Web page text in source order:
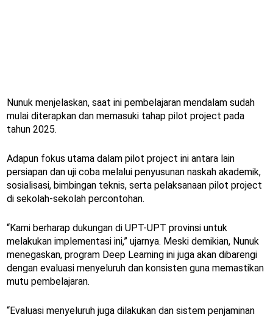
Nunuk menjelaskan, saat ini pembelajaran mendalam sudah
mulai diterapkan dan memasuki tahap pilot project pada
tahun 2025.
Adapun fokus utama dalam pilot project ini antara lain
persiapan dan uji coba melalui penyusunan naskah akademik,
sosialisasi, bimbingan teknis, serta pelaksanaan pilot project
di sekolah-sekolah percontohan.
“Kami berharap dukungan di UPT-UPT provinsi untuk
melakukan implementasi ini,” ujarnya. Meski demikian, Nunuk
menegaskan, program Deep Learning ini juga akan dibarengi
dengan evaluasi menyeluruh dan konsisten guna memastikan
mutu pembelajaran.
“Evaluasi menyeluruh juga dilakukan dan sistem penjaminan